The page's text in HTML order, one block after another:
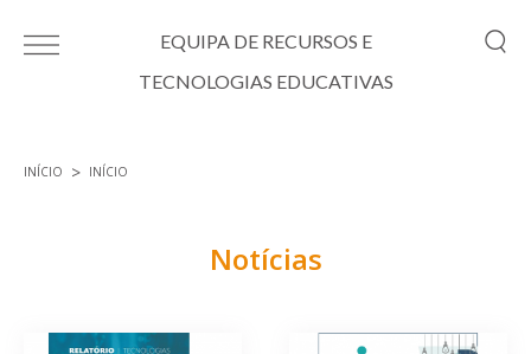
EQUIPA DE RECURSOS E
TECNOLOGIAS EDUCATIVAS
INÍCIO INÍCIO
Notícias